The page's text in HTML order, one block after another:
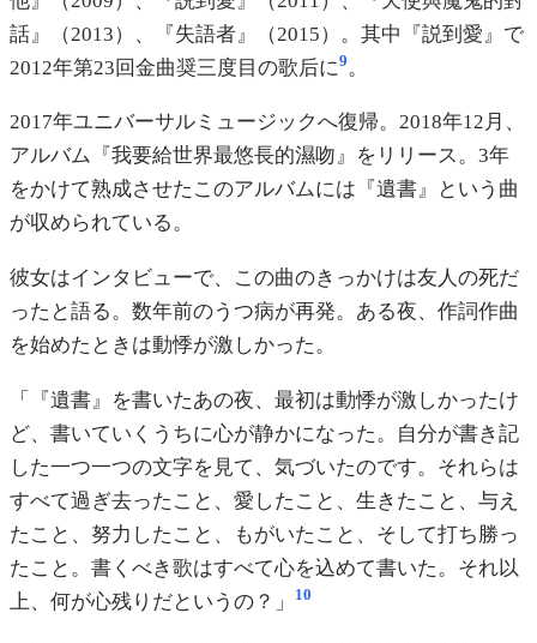
話』（2013）、『失語者』（2015）。其中『説到愛』で
2012年第23回金曲奨三度目の歌后に9。
2017年ユニバーサルミュージックへ復帰。2018年12月、
アルバム『我要給世界最悠長的濕吻』をリリース。3年
をかけて熟成させたこのアルバムには『遺書』という曲
が収められている。
彼女はインタビューで、この曲のきっかけは友人の死だ
ったと語る。数年前のうつ病が再発。ある夜、作詞作曲
を始めたときは動悸が激しかった。
「『遺書』を書いたあの夜、最初は動悸が激しかったけ
ど、書いていくうちに心が静かになった。自分が書き記
した一つ一つの文字を見て、気づいたのです。それらは
すべて過ぎ去ったこと、愛したこと、生きたこと、与え
たこと、努力したこと、もがいたこと、そして打ち勝っ
たこと。書くべき歌はすべて心を込めて書いた。それ以
上、何が心残りだというの？」
10